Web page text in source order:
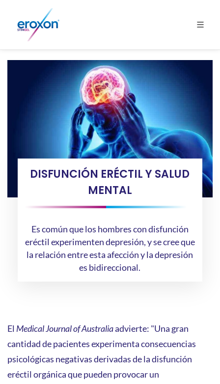
DISFUNCIÓN ERÉCTIL Y SALUD
MENTAL
Es común que los hombres con disfunción
eréctil experimenten depresión, y se cree que
la relación entre esta afección y la depresión
es bidireccional.
El Medical Journal of Australiaadvierte: "Una gran
cantidad de pacientes experimenta consecuencias
psicológicas negativas derivadas de la disfunción
eréctil orgánica que pueden provocar un